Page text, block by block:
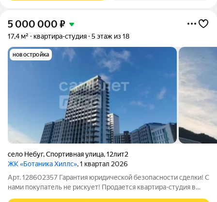
5 000 000 ₽
17,4 м² квартира-студия 5 этаж из 18
новостройка
село Небуг,Спортивная улица,12лит2
ЖК «Ботаника Хиллс», 1 квартал 2026
Арт. 128602357 Гарантия юридической безопасности сделки! С
нами покупатель не рискует! Продается квартира-студия в